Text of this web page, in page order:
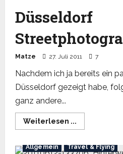
Düsseldorf
Matze 27. Juli 2011 7
Nachdem ich ja bereits ein
Düsseldorf gezeigt habe,
ganz andere...
Weiterlesen ...
more
Allgemein Travel & Flying